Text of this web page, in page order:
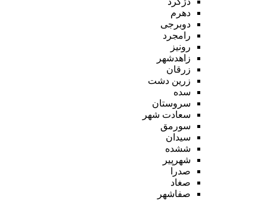
دهرم
دوبرجی
رامجرد
رونیز
زاهدشهر
زرقان
زرین دشت
سده
سروستان
سعادت شهر
سورمق
سیدان
ششده
شهرپیر
صدرا
صغاد
صفاشهر